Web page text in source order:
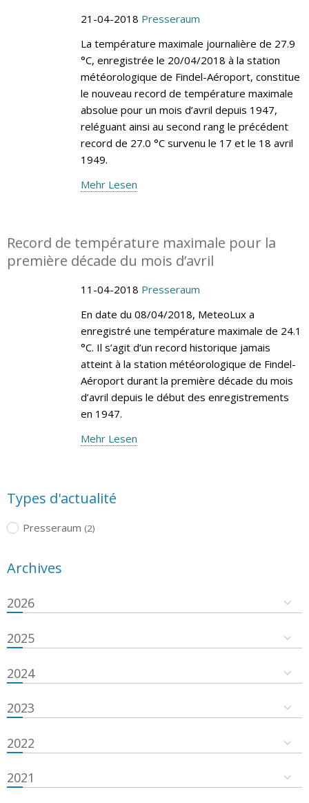
21-04-2018 Presseraum
La température maximale journalière de 27.9
°C, enregistrée le 20/04/2018 à la station
météorologique de Findel-Aéroport, constitue
le nouveau record de température maximale
absolue pour un mois d’avril depuis 1947,
reléguant ainsi au second rang le précédent
record de 27.0 °C survenu le 17 et le 18 avril
1949.
Mehr Lesen
Record de température maximale pour la
première décade du mois d’avril
11-04-2018 Presseraum
En date du 08/04/2018, MeteoLux a
enregistré une température maximale de 24.1
°C. Il s’agit d’un record historique jamais
atteint à la station météorologique de Findel-
Aéroport durant la première décade du mois
d’avril depuis le début des enregistrements
en 1947.
Mehr Lesen
Types d'actualité
Presseraum (2)
Archives
2026
2025
2024
2023
2022
2021